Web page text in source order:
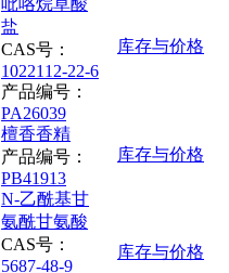
吡咯烷草酸
盐
CAS号：
1022112-22-6
产品编号：
PA26039
库存与价格
檀香香精
产品编号：
PB41913
库存与价格
N-乙酰基甘
氨酰甘氨酸
CAS号：
5687-48-9
库存与价格